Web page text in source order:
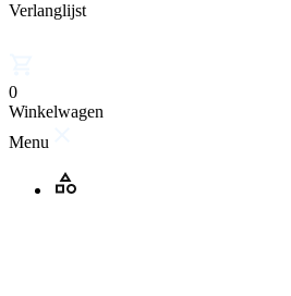
Verlanglijst
0
Winkelwagen
Menu